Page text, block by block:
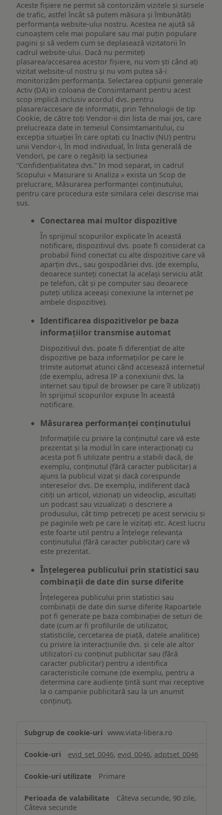
Aceste fișiere ne permit să contorizăm vizitele și sursele
de trafic, astfel încât să putem măsura și îmbunătăți
performanța website-ului nostru. Acestea ne ajută să
cunoaștem cele mai populare sau mai puțin populare
pagini și să vedem cum se deplasează vizitatorii în
cadrul website-ului. Dacă nu permiteți
plasarea/accesarea acestor fișiere, nu vom ști când ați
vizitat website-ul nostru și nu vom putea să-i
monitorizăm performanța. Selectarea opțiunii generale
Activ (DA) in coloana de Consimtamant pentru acest
scop implică inclusiv acordul dvs. pentru
plasare/accesare de informații, prin Tehnologii de tip
Cookie, de către toți Vendor-ii din lista de mai jos, care
prelucreaza date in temeiul Consimtamantului, cu
excepția situației în care optați cu Inactiv (NU) pentru
unii Vendor-i, în mod individual, în lista generală de
Vendori, pe care o regăsiți la secțiunea
“Confidențialitatea dvs.” In mod separat, in cadrul
Scopului « Masurare si Analiza » exista un Scop de
prelucrare, Măsurarea performanței conținutului,
pentru care procedura este similara celei descrise mai
sus.
Conectarea mai multor dispozitive
În sprijinul scopurilor explicate în această
notificare, dispozitivul dvs. poate fi considerat ca
probabil fiind conectat cu alte dispozitive care vă
aparțin dvs., sau gospodăriei dvs. (de exemplu,
deoarece sunteți conectat la același serviciu atât
pe telefon, cât și pe computer sau deoarece
puteți utiliza aceeași conexiune la internet pe
ambele dispozitive).
Identificarea dispozitivelor pe baza
informațiilor transmise automat
Dispozitivul dvs. poate fi diferențiat de alte
dispozitive pe baza informațiilor pe care le
trimite automat atunci când accesează internetul
(de exemplu, adresa IP a conexiunii dvs. la
internet sau tipul de browser pe care îl utilizați)
în sprijinul scopurilor expuse în această
notificare.
Măsurarea performanței conținutului
Informațiile cu privire la conținutul care vă este
prezentat și la modul în care interacționați cu
acesta pot fi utilizate pentru a stabili dacă, de
exemplu, conținutul (fără caracter publicitar) a
ajuns la publicul vizat și dacă corespunde
intereselor dvs. De exemplu, indiferent dacă
citiți un articol, vizionați un videoclip, ascultați
un podcast sau vizualizați o descriere a
produsului, cât timp petreceți pe acest serviciu și
pe paginile web pe care le vizitați etc. Acest lucru
este foarte util pentru a înțelege relevanța
conținutului (fără caracter publicitar) care vă
este prezentat.
Înțelegerea publicului prin statistici sau
combinații de date din surse diferite
Înțelegerea publicului prin statistici sau
combinații de date din surse diferite Rapoartele
pot fi generate pe baza combinației de seturi de
date (cum ar fi profilurile de utilizator,
statisticile, cercetarea de piață, datele analitice)
cu privire la interacțiunile dvs. și cele ale altor
utilizatori cu conținut publicitar sau (fără
caracter publicitar) pentru a identifica
caracteristicile comune (de exemplu, pentru a
determina care audiențe țintă sunt mai receptive
la o campanie publicitară sau la un anumit
conținut).
www.viata-libera.ro
evid_set_0046, evid_0046, adptset_0046
Primare
Câteva secunde, 90 zile,
Câteva secunde